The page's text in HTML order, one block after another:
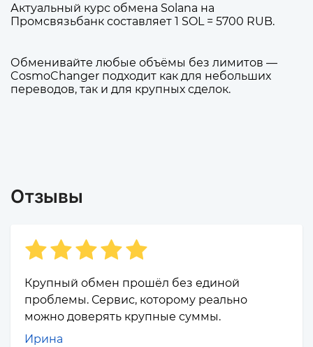
Актуальный курс обмена Solana на
Промсвязьбанк составляет 1 SOL = 5700 RUB.
Обменивайте любые объёмы без лимитов —
CosmoChanger подходит как для небольших
переводов, так и для крупных сделок.
Отзывы
Крупный обмен прошёл без единой
проблемы. Сервис, которому реально
можно доверять крупные суммы.
Ирина